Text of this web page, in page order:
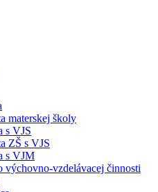
materskej školy
s VJS
ZŠ s VJS
s VJM
výchovno-vzdelávacej činnosti